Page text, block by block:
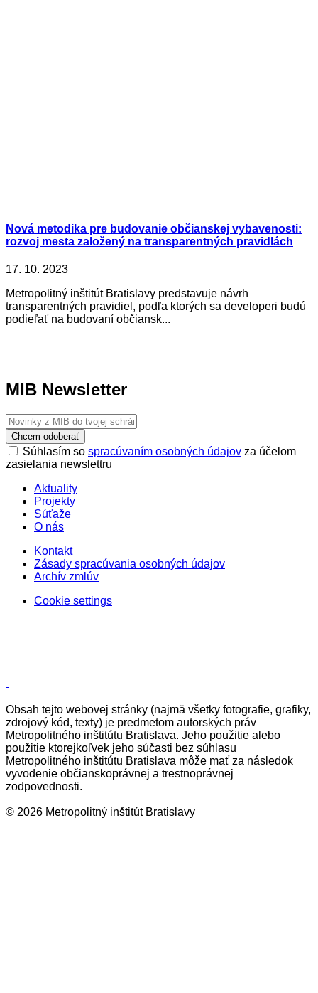
Nová metodika pre budovanie občianskej vybavenosti:
rozvoj mesta založený na transparentných pravidlách
17. 10. 2023
Metropolitný inštitút Bratislavy predstavuje návrh
transparentných pravidiel, podľa ktorých sa developeri budú
podieľať na budovaní občiansk...
MIB Newsletter
Chcem odoberať
Súhlasím so spracúvaním osobných údajov za účelom
zasielania newslettru
Aktuality
Projekty
Súťaže
O nás
Kontakt
Zásady spracúvania osobných údajov
Archív zmlúv
Cookie settings
Obsah tejto webovej stránky (najmä všetky fotografie, grafiky,
zdrojový kód, texty) je predmetom autorských práv
Metropolitného inštitútu Bratislava. Jeho použitie alebo
použitie ktorejkoľvek jeho súčasti bez súhlasu
Metropolitného inštitútu Bratislava môže mať za následok
vyvodenie občianskoprávnej a trestnoprávnej
zodpovednosti.
© 2026 Metropolitný inštitút Bratislavy